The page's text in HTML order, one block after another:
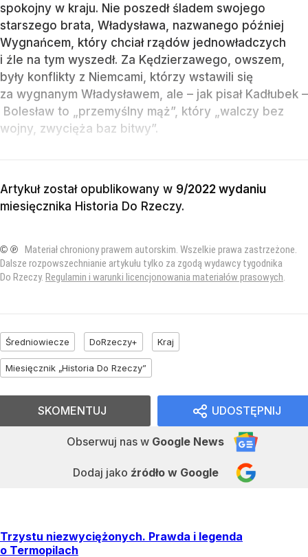
spokojny w kraju. Nie poszedł śladem swojego
starszego brata, Władysława, nazwanego później
Wygnańcem, który chciał rządów jednowładczych
i źle na tym wyszedł. Za Kędzierzawego, owszem,
były konflikty z Niemcami, którzy wstawili się
za wygnanym Władysławem, ale – jak pisał Kadłubek –
Bolesław to „przemyślny mąż”, który „walczy bez
wojny, zwycięża baz bitwy”.
Artykuł został opublikowany w 9/2022 wydaniu
miesięcznika Historia Do Rzeczy.
© ℗ Materiał chroniony prawem autorskim. Wszelkie prawa zastrzeżone.
Dalsze rozpowszechnianie artykułu tylko za zgodą wydawcy tygodnika
Do Rzeczy. Regulamin i warunki licencjonowania materiałów prasowych.
Średniowiecze DoRzeczy+ Kraj
Miesięcznik „Historia Do Rzeczy”
UDOSTĘPNIJ
Obserwuj nas w Google News
Dodaj jako źródło w Google
SKOMENTUJ
Trzystu niezwyciężonych. Prawda i legenda
o Termopilach